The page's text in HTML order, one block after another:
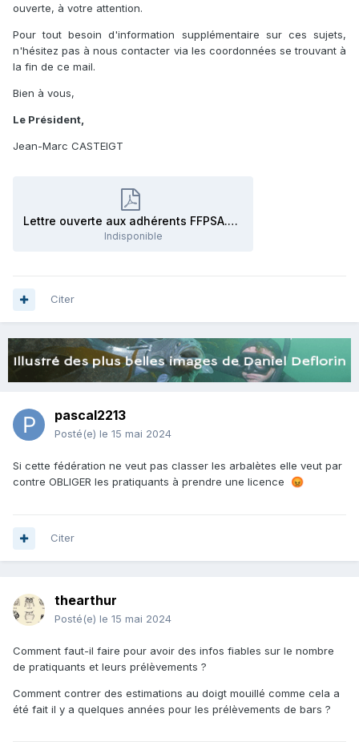
ouverte, à votre attention.
Pour tout besoin d'information supplémentaire sur ces sujets,
n'hésitez pas à nous contacter via les coordonnées se trouvant à
la fin de ce mail.
Bien à vous,
Le Président,
Jean-Marc CASTEIGT
Lettre ouverte aux adhérents FFPSA.pdf
Indisponible
Citer
pascal2213
Posté(e) le 15 mai 2024
Si cette fédération ne veut pas classer les arbalètes elle veut par
contre OBLIGER les pratiquants à prendre une licence 😡
Citer
thearthur
Posté(e) le 15 mai 2024
Comment faut-il faire pour avoir des infos fiables sur le nombre
de pratiquants et leurs prélèvements ?
Comment contrer des estimations au doigt mouillé comme cela a
été fait il y a quelques années pour les prélèvements de bars ?